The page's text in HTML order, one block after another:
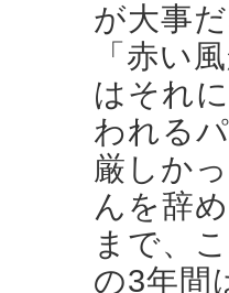
が大事
「赤い
はそれ
われる
厳しか
んを辞
まで、
の3年間